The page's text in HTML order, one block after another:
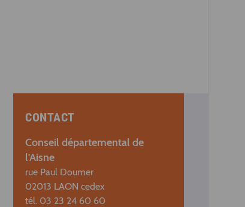
CONTACT
Conseil départemental de
l'Aisne
rue Paul Doumer
02013 LAON cedex
tél. 03 23 24 60 60